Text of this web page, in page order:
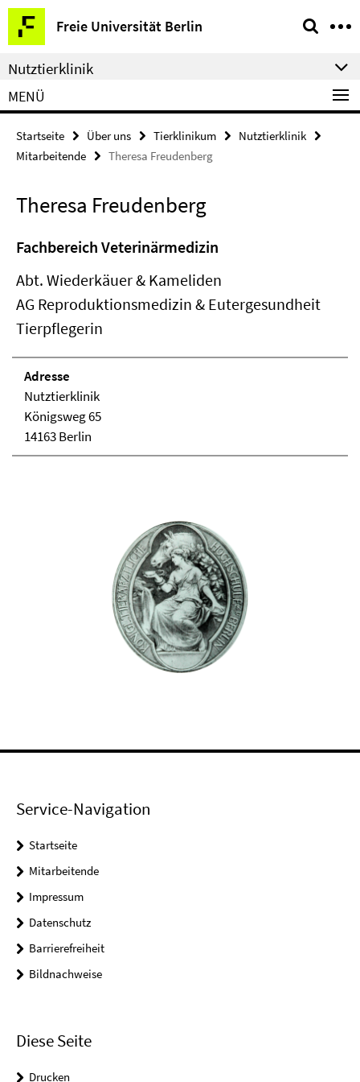
Springe
direkt
zu
Inhalt
Freie Universität Berlin
Service-
Navigation
Nutztierklinik
MENÜ
Startseite Über uns Tierklinikum
Nutztierklinik
Mitarbeitende
Theresa Freudenberg
Theresa Freudenberg
Fachbereich Veterinärmedizin
Abt. Wiederkäuer & Kameliden
AG Reproduktionsmedizin & Eutergesundheit
Tierpflegerin
Adresse
Nutztierklinik
Königsweg 65
14163 Berlin
Service-Navigation
Startseite
Mitarbeitende
Impressum
Datenschutz
Barrierefreiheit
Bildnachweise
Diese Seite
Drucken